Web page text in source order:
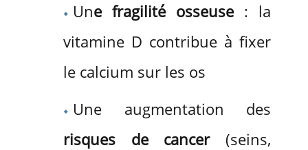
Une fragilité osseuse : la
vitamine D contribue à fixer
le calcium sur les os
Une augmentation des
risques de cancer(seins,